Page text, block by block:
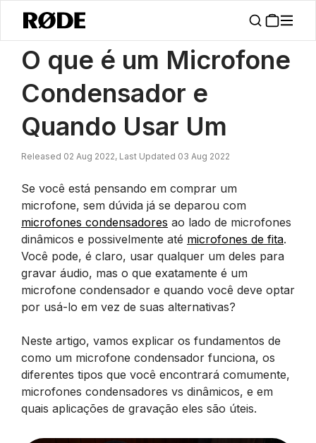
Notícias / O Que é Um Microfone Condensador E Quando Usar Um
O que é um Microfone
Condensador e
Quando Usar Um
Released 02 Aug 2022, Last Updated 03 Aug 2022
Se você está pensando em comprar um
microfone, sem dúvida já se deparou com
microfones condensadores ao lado de microfones
dinâmicos e possivelmente até microfones de fita.
Você pode, é claro, usar qualquer um deles para
gravar áudio, mas o que exatamente é um
microfone condensador e quando você deve optar
por usá-lo em vez de suas alternativas?
Neste artigo, vamos explicar os fundamentos de
como um microfone condensador funciona, os
diferentes tipos que você encontrará comumente,
microfones condensadores vs dinâmicos, e em
quais aplicações de gravação eles são úteis.